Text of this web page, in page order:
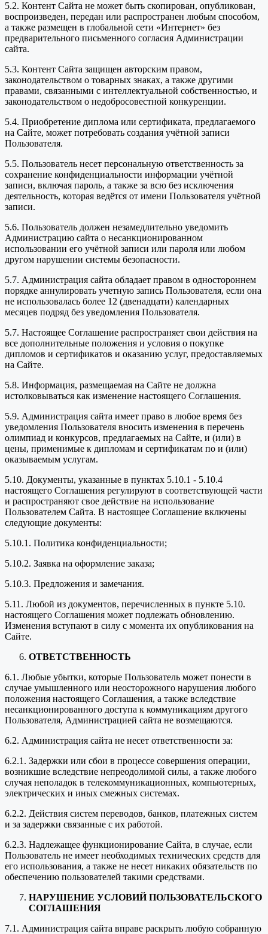
5.2. Контент Сайта не может быть скопирован, опубликован,
воспроизведен, передан или распространен любым способом,
а также размещен в глобальной сети «Интернет» без
предварительного письменного согласия Администрации
сайта.
5.3. Контент Сайта защищен авторским правом,
законодательством о товарных знаках, а также другими
правами, связанными с интеллектуальной собственностью, и
законодательством о недобросовестной конкуренции.
5.4. Приобретение диплома или сертификата, предлагаемого
на Сайте, может потребовать создания учётной записи
Пользователя.
5.5. Пользователь несет персональную ответственность за
сохранение конфиденциальности информации учётной
записи, включая пароль, а также за всю без исключения
деятельность, которая ведётся от имени Пользователя учётной
записи.
5.6. Пользователь должен незамедлительно уведомить
Администрацию сайта о несанкционированном
использовании его учётной записи или пароля или любом
другом нарушении системы безопасности.
5.7. Администрация сайта обладает правом в одностороннем
порядке аннулировать учетную запись Пользователя, если она
не использовалась более 12 (двенадцати) календарных
месяцев подряд без уведомления Пользователя.
5.7. Настоящее Соглашение распространяет свои действия на
все дополнительные положения и условия о покупке
дипломов и сертификатов и оказанию услуг, предоставляемых
на Сайте.
5.8. Информация, размещаемая на Сайте не должна
истолковываться как изменение настоящего Соглашения.
5.9. Администрация сайта имеет право в любое время без
уведомления Пользователя вносить изменения в перечень
олимпиад и конкурсов, предлагаемых на Сайте, и (или) в
цены, применимые к дипломам и сертификатам по и (или)
оказываемым услугам.
5.10. Документы, указанные в пунктах 5.10.1 - 5.10.4
настоящего Соглашения регулируют в соответствующей части
и распространяют свое действие на использование
Пользователем Сайта. В настоящее Соглашение включены
следующие документы:
5.10.1. Политика конфиденциальности;
5.10.2. Заявка на оформление заказа;
5.10.3. Предложения и замечания.
5.11. Любой из документов, перечисленных в пункте 5.10.
настоящего Соглашения может подлежать обновлению.
Изменения вступают в силу с момента их опубликования на
Сайте.
ОТВЕТСТВЕННОСТЬ
6.1. Любые убытки, которые Пользователь может понести в
случае умышленного или неосторожного нарушения любого
положения настоящего Соглашения, а также вследствие
несанкционированного доступа к коммуникациям другого
Пользователя, Администрацией сайта не возмещаются.
6.2. Администрация сайта не несет ответственности за:
6.2.1. Задержки или сбои в процессе совершения операции,
возникшие вследствие непреодолимой силы, а также любого
случая неполадок в телекоммуникационных, компьютерных,
электрических и иных смежных системах.
6.2.2. Действия систем переводов, банков, платежных систем
и за задержки связанные с их работой.
6.2.3. Надлежащее функционирование Сайта, в случае, если
Пользователь не имеет необходимых технических средств для
его использования, а также не несет никаких обязательств по
обеспечению пользователей такими средствами.
НАРУШЕНИЕ УСЛОВИЙ ПОЛЬЗОВАТЕЛЬСКОГО
СОГЛАШЕНИЯ
7.1. Администрация сайта вправе раскрыть любую собранную